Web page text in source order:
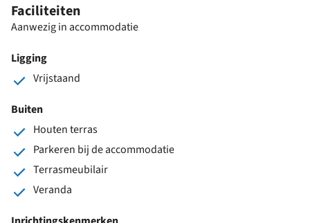
Faciliteiten
Aanwezig in accommodatie
Ligging
Vrijstaand
Buiten
Houten terras
Parkeren bij de accommodatie
Terrasmeubilair
Veranda